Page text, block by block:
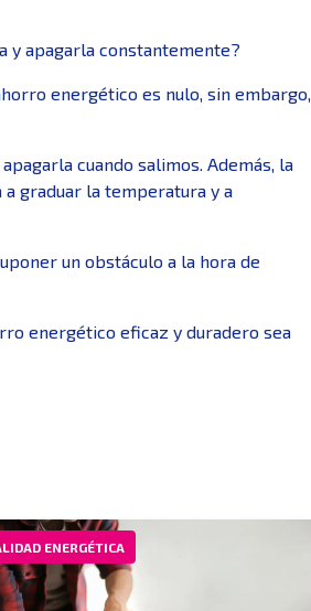
y apagarla constantemente?
energético es nulo, sin embargo,
cuando salimos. Además, la
graduar la temperatura y a
un obstáculo a la hora de
energético eficaz y duradero sea
ENERGÉTICA